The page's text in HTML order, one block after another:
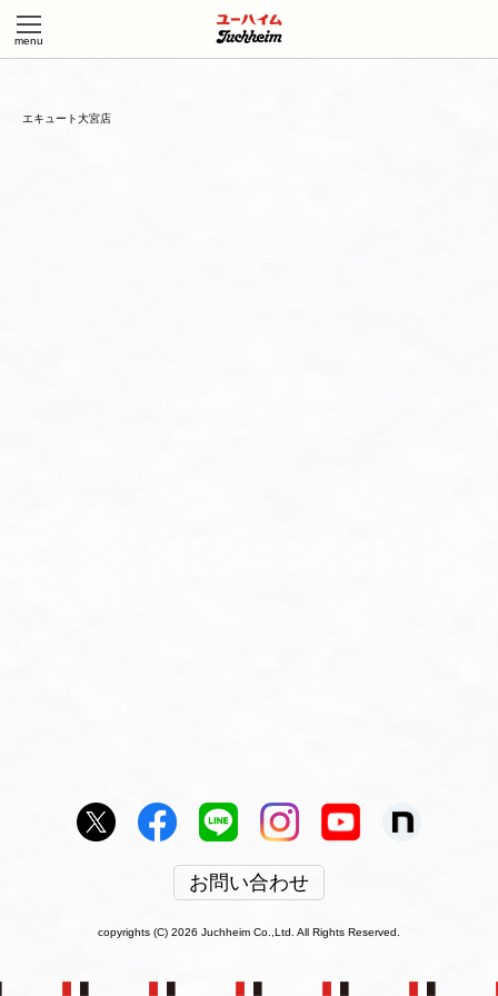
エキュート大宮店
お問い合わせ
copyrights (C) 2026 Juchheim Co.,Ltd. All Rights Reserved.